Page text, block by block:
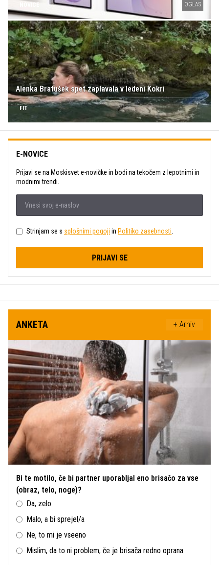
NOVICE OGLAS
Alenka Bratušek spet zaplavala v ledeni Kokri
FIT
E-NOVICE
Prijavi se na Moskisvet e-novičke in bodi na tekočem z lepotnimi in
modnimi trendi.
Strinjam se s splošnimi pogoji in Politiko zasebnosti.
PRIJAVI SE
ANKETA + Arhiv
Bi te motilo, če bi partner uporabljal eno brisačo za vse
(obraz, telo, noge)?
Da, zelo
Malo, a bi sprejel/a
Ne, to mi je vseeno
Mislim, da to ni problem, če je brisača redno oprana